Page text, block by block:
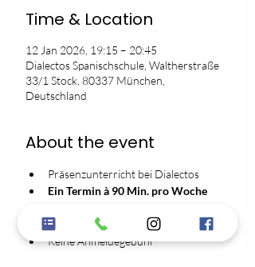
Time & Location
12 Jan 2026, 19:15 – 20:45
Dialectos Spanischschule, Waltherstraße
33/1 Stock, 80337 München,
Deutschland
About the event
Präsenzunterricht bei Dialectos
Ein Termin à 90 Min. pro Woche
102€ pro Monat
Keine Anmeldegebühr